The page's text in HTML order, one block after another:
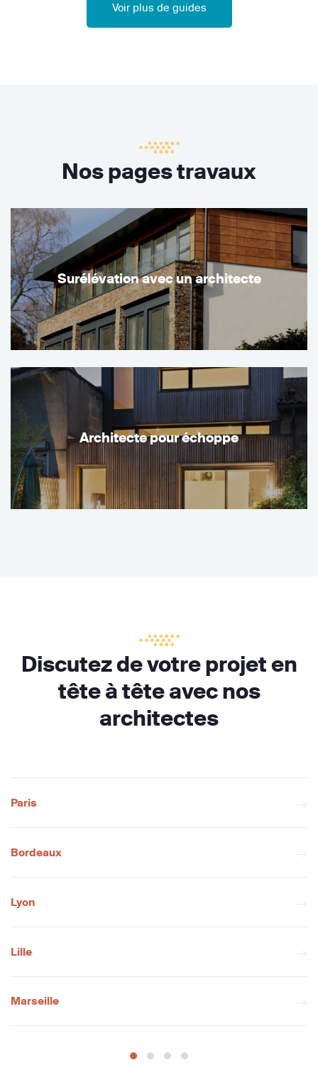
Voir plus de guides
Nos pages travaux
Surélévation avec un architecte
Architecte pour échoppe
Discutez de votre projet en
tête à tête avec nos
architectes
Paris
Bordeaux
Lyon
Lille
Marseille